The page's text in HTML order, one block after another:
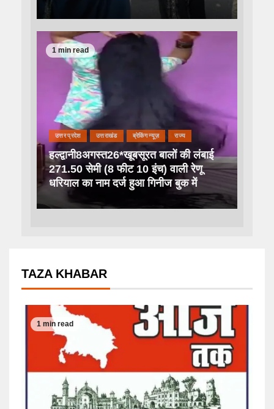
1 min read
उत्तर प्रदेश उत्तराखंड ब्रेकिंग न्यूज़ राज्य
हल्द्वानी8अगस्त26*खूबसूरत बालों की लंबाई
271.50 सेमी (8 फीट 10 इंच) वाली रेणू
धरियाल का नाम दर्ज हुआ गिनीज बुक में
TAZA KHABAR
1 min read